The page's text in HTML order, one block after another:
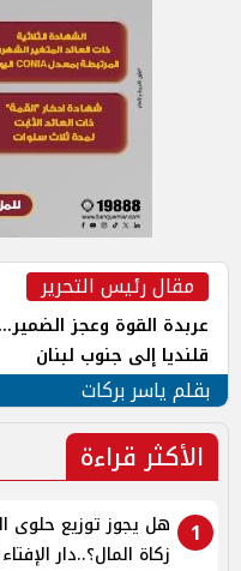
مقال رئيس التحرير
عربدة القوة وعجز
قلنديا إلى جنوب لبنان
بقلم ياسر بركات
الأكثر قراءة
1
هل يجوز توزيع حلوى
زكاة المال؟..دار